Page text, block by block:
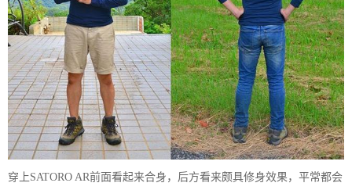
穿上SATORO AR前面看起来合身，后方看来颇具修身效果，平常都会